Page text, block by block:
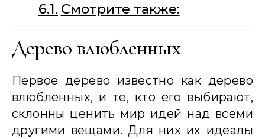
Смотрите также:
Дерево влюбленных
Первое дерево известно как дерево
влюбленных, и те, кто его выбирают,
склонны ценить мир идей над всеми
другими вещами. Для них их идеалы